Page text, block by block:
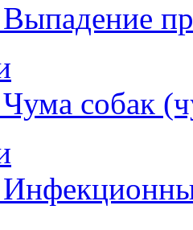
Выпадение
Чума собак